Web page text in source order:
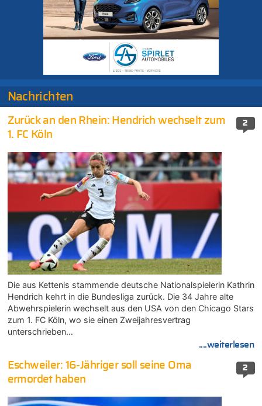
Nachrichten
2
Zurück an den Rhein: Hendrich wechselt zum
1. FC Köln
Die aus Kettenis stammende deutsche Nationalspielerin Kathrin
Hendrich kehrt in die Bundesliga zurück. Die 34 Jahre alte
Abwehrspielerin wechselt aus den USA von den Chicago Stars
zum 1. FC Köln, wo sie einen Zweijahresvertrag
unterschrieben…
....weiterlesen
2
Eschweiler: 16-Jähriger soll seine Oma
ermordet haben